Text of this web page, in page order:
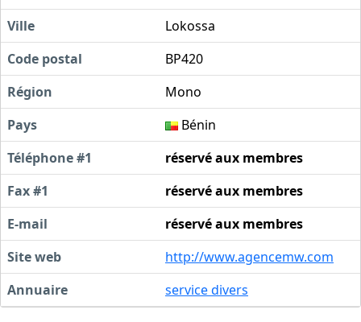
Ville
Lokossa
Code postal
BP420
Région
Mono
Pays
Bénin
Téléphone #1
réservé aux membres
Fax #1
réservé aux membres
E-mail
réservé aux membres
Site web
http://www.agencemw.com
Annuaire
service divers